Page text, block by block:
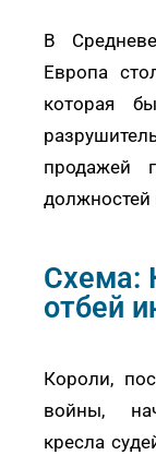
В
Европа
которая
продажей
должностей
Схема:
отбей
Короли,
войны,
кресла